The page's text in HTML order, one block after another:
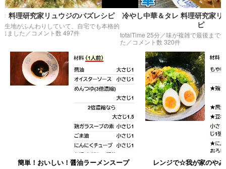
究家リュウジのバズレシピ
んわりしていて、自宅でも本格的
／コメント数 497件
冷やし中華＆タレ 料理研究家リュウジ
totalTime 25分／味が複雑で最後まで飽きずに
／コメント数 320件
簡単！おいしい！醤油ラーメンスープ レンジで☆我が家のや